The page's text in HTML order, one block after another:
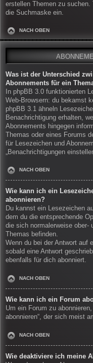
erstellen Themen zu suchen.
die Suchmaske ein.
NACH OBEN
Was ist der Unterschied
Abonnements für ein
In phpBB 3.0 funktionierten
Web-Browsern: du bekamst
phpBB 3.1 ähneln
Benachrichtigung erhalten,
Abonnements hingegen
Themas oder eines Forums
für Lesezeichen und
„Benachrichtigungen
NACH OBEN
Wie kann ich ein
abonnieren?
Du kannst ein Lesezeichen
dem du die entsprechende
die sich normalerweise ober-
Themas befinden.
Wenn du bei der Antwort auf
sobald eine Antwort
ebenfalls für dich abonniert.
NACH OBEN
Wie kann ich ein Forum
Um ein Forum zu
abonnieren“, der sich meist
NACH OBEN
Wie deaktiviere ich meine